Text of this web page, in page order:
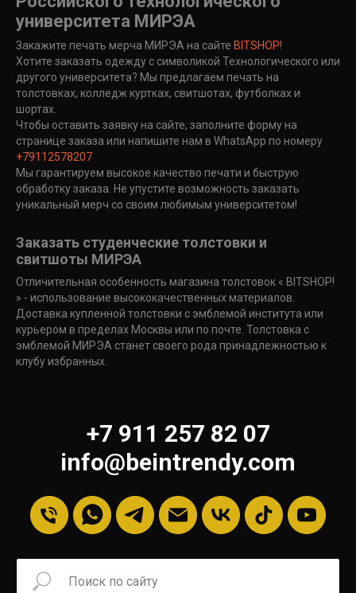
университета МИРЭА
Закажите печать мерча МИРЭА на сайте BITSHOP!
Хотите заказать одежду с символикой Технологического или
другого университета? Мы предлагаем печать на
толстовках, колледж куртках, свитшотах, футболках и
шортах.
Чтобы оставить заявку на сайте, заполните форму на
странице заказа или напишите нам в WhatsApp по номеру
+79112578207
Мы гарантируем высокое качество печати и быструю
обработку заказа. Не упустите возможность заказать
уникальный мерч со своим любимым университетом!
Заказать студенческие толстовки и
свитшоты МИРЭА
Отличительная особенность магазина толстовок « BITSHOP!
» - использование высококачественных материалов.
Доставка купленной толстовки с эмблемой института или
курьером в пределах Москвы или по почте. Толстовка с
эмблемой МИРЭА станет своего рода принадлежностью к
клубу избранных.
+7 911 257 82 07
info@beintrendy.com